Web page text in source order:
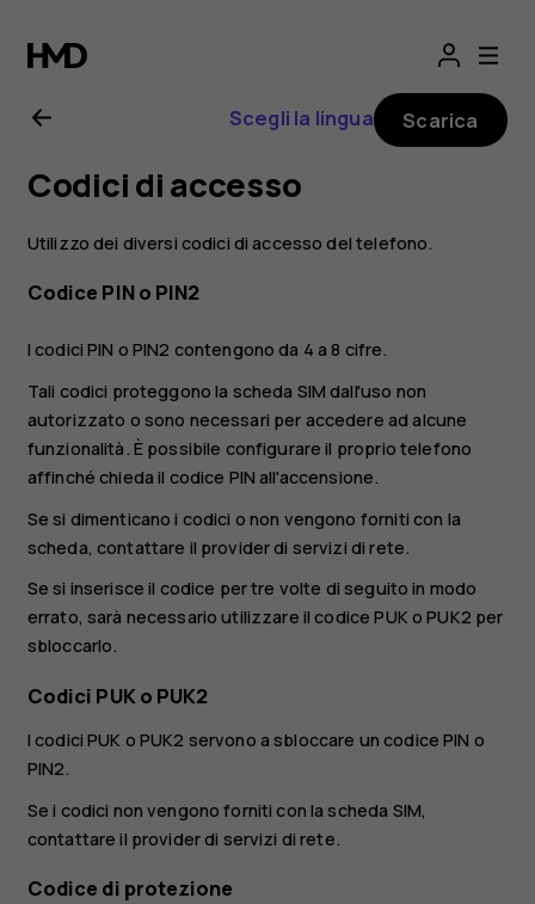
Manuale
d’uso
del
Nokia
6.2
Scegli la lingua Scarica
Codici di accesso
Utilizzo dei diversi codici di accesso del telefono.
Codice PIN o PIN2
I codici PIN o PIN2 contengono da 4 a 8 cifre.
Tali codici proteggono la scheda SIM dall'uso non
autorizzato o sono necessari per accedere ad alcune
funzionalità. È possibile configurare il proprio telefono
affinché chieda il codice PIN all'accensione.
Se si dimenticano i codici o non vengono forniti con la
scheda, contattare il provider di servizi di rete.
Se si inserisce il codice per tre volte di seguito in modo
errato, sarà necessario utilizzare il codice PUK o PUK2 per
sbloccarlo.
Codici PUK o PUK2
I codici PUK o PUK2 servono a sbloccare un codice PIN o
PIN2.
Se i codici non vengono forniti con la scheda SIM,
contattare il provider di servizi di rete.
Codice di protezione